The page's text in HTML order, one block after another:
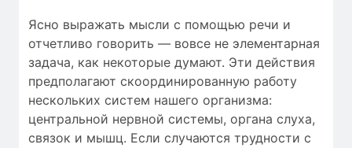
Ясно выражать мысли с помощью речи и
отчетливо говорить — вовсе не элементарная
задача, как некоторые думают. Эти действия
предполагают скоординированную работу
нескольких систем нашего организма:
центральной нервной системы, органа слуха,
связок и мышц. Если случаются трудности c